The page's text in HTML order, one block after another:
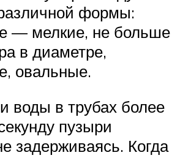
формы:
— мелкие, не больше
в диаметре,
овальные.
воды в трубах более
пузыри
задерживаясь. Когда